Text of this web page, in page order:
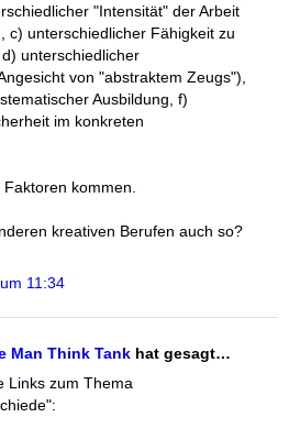
"Intensität" der Arbeit
c) unterschiedlicher Fähigkeit zu
unterschiedlicher
von "abstraktem Zeugs"),
Ausbildung, f)
im konkreten
kommen.
kreativen Berufen auch so?
11:34
Man Think Tank hat gesagt…
Links zum Thema